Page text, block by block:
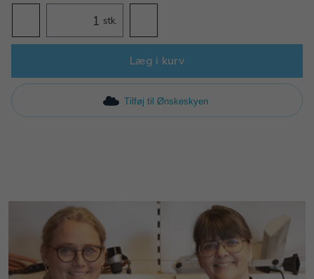
stk.
Læg i kurv
Tilføj til Ønskeskyen